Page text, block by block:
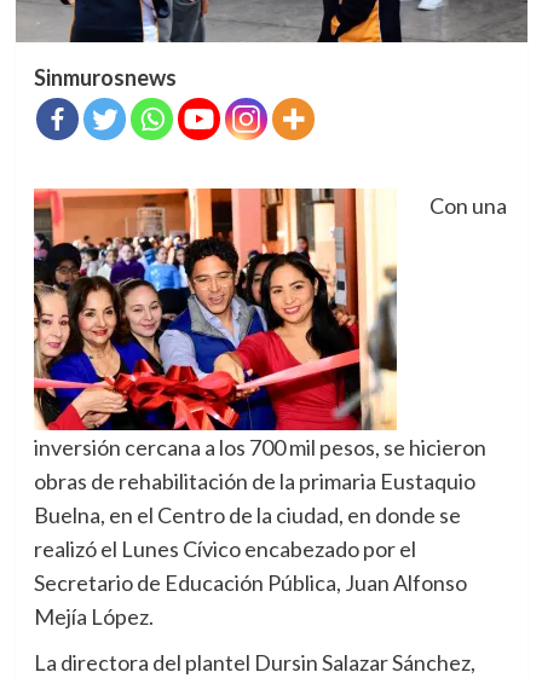
Sinmurosnews
Con una
inversión cercana a los 700 mil pesos, se hicieron
obras de rehabilitación de la primaria Eustaquio
Buelna, en el Centro de la ciudad, en donde se
realizó el Lunes Cívico encabezado por el
Secretario de Educación Pública, Juan Alfonso
Mejía López.
La directora del plantel Dursin Salazar Sánchez,